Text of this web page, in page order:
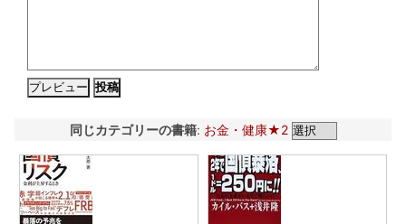
同じカテゴリーの書籍: お金・健康★2